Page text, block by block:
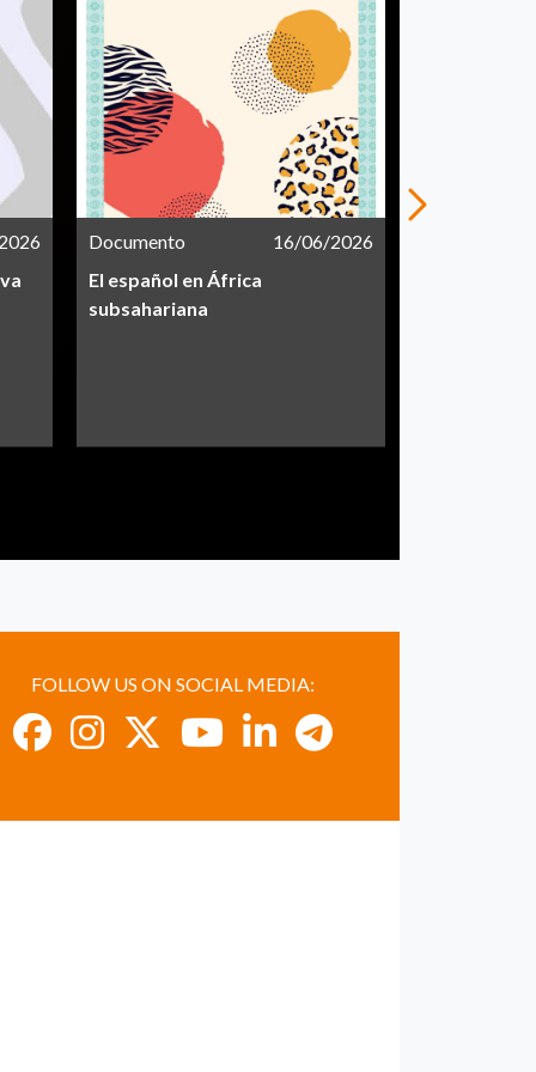
Documento
16/06/2026
El español en África
subsahariana
FOLLOW US ON SOCIAL MEDIA: